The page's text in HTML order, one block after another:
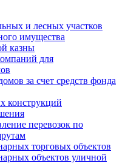
и лесных участков
имущества
казны
для
за счет средств фонда
конструкций
перевозок по
торговых объектов
объектов уличной